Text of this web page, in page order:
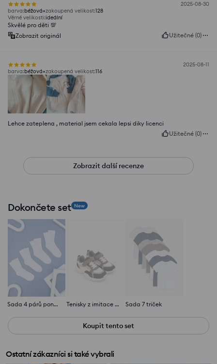
2025-08-30
barva:béžová zakoupená velikost:128
Věrné velikosti:ideální
Skvělé pro děti 💯
Zobrazit originál
Užitečné (0)
2025-08-11
barva:béžová zakoupená velikost:116
Lehce zateplena , material jsem cekala lepsi diky licenci
Užitečné (0)
Zobrazit další recenze
Dokončete set New
Sada 4 párů ponožek Tenisky z imitace kůže Sada 7 triček
Koupit tento set
Ostatní zákazníci si také vybrali